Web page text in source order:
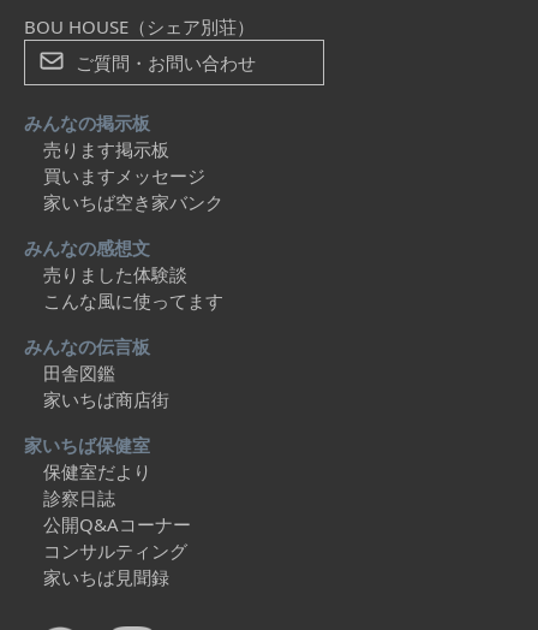
BOU HOUSE（シェア別荘）
ご質問・お問い合わせ
みんなの掲示板
売ります掲示板
買いますメッセージ
家いちば空き家バンク
みんなの感想文
売りました体験談
こんな風に使ってます
みんなの伝言板
田舎図鑑
家いちば商店街
家いちば保健室
保健室だより
診察日誌
公開Q&Aコーナー
コンサルティング
家いちば見聞録